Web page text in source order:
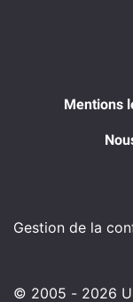
Mentions
Gestion de la
© 2005 - 2026